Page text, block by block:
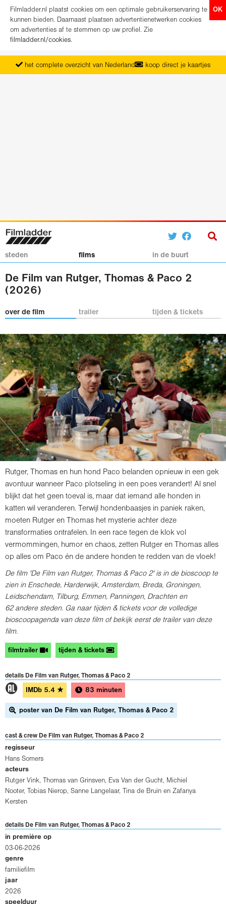
OK
Filmladder.nl plaatst cookies om een optimale gebruikerservaring te
kunnen bieden. Daarnaast plaatsen advertentienetwerken cookies
om advertenties af te stemmen op uw profiel. Zie
filmladder.nl/cookies.
het complete overzicht van Nederland
koop direct je kaartjes
vanaf maandag het nieuwe programma
steden films in de buurt
De Film van Rutger, Thomas & Paco 2
(2026)
over de film trailer tijden & tickets
Rutger, Thomas en hun hond Paco belanden opnieuw in een gek
avontuur wanneer Paco plotseling in een poes verandert! Al snel
blijkt dat het geen toeval is, maar dat iemand alle honden in
katten wil veranderen. Terwijl hondenbaasjes in paniek raken,
moeten Rutger en Thomas het mysterie achter deze
transformaties ontrafelen. In een race tegen de klok vol
vermommingen, humor en chaos, zetten Rutger en Thomas alles
op alles om Paco én de andere honden te redden van de vloek!
De film 'De Film van Rutger, Thomas & Paco 2' is in de bioscoop te
zien in Enschede, Harderwijk, Amsterdam, Breda, Groningen,
Leidschendam, Tilburg, Emmen, Panningen, Drachten en
62 andere steden. Ga naar tijden & tickets voor de volledige
bioscoopagenda van deze film of bekijk eerst de trailer van deze
film.
filmtrailer tijden & tickets
details De Film van Rutger, Thomas & Paco 2
1 IMDb 5.4 ★ 83 minuten
poster van De Film van Rutger, Thomas & Paco 2
cast & crew De Film van Rutger, Thomas & Paco 2
regisseur
Hans Somers
acteurs
Rutger Vink, Thomas van Grinsven, Eva Van der Gucht,
Michiel
Nooter, Tobias Nierop, Sanne Langelaar, Tina de Bruin en Zafanya
Kersten
details De Film van Rutger, Thomas & Paco 2
in première op
03-06-2026
genre
familiefilm
jaar
2026
speelduur